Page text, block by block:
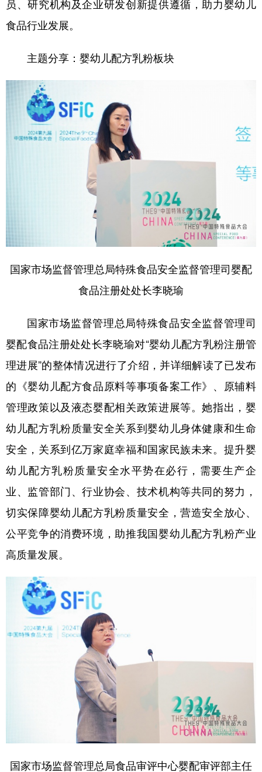
员、研究机构及企业研发创新提供遵循，助力婴幼儿
食品行业发展。
主题分享：婴幼儿配方乳粉板块
国家市场监督管理总局特殊食品安全监督管理司婴配
食品注册处处长李晓瑜
国家市场监督管理总局特殊食品安全监督管理司
婴配食品注册处处长李晓瑜对“婴幼儿配方乳粉注册管
理进展”的整体情况进行了介绍，并详细解读了已发布
的《婴幼儿配方食品原料等事项备案工作》、原辅料
管理政策以及液态婴配相关政策进展等。她指出，婴
幼儿配方乳粉质量安全关系到婴幼儿身体健康和生命
安全，关系到亿万家庭幸福和国家民族未来。提升婴
幼儿配方乳粉质量安全水平势在必行，需要生产企
业、监管部门、行业协会、技术机构等共同的努力，
切实保障婴幼儿配方乳粉质量安全，营造安全放心、
公平竞争的消费环境，助推我国婴幼儿配方乳粉产业
高质量发展。
国家市场监督管理总局食品审评中心婴配审评部主任